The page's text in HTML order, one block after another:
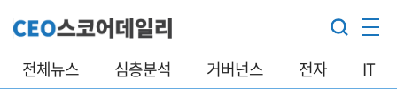
전체뉴스 심층분석 거버넌스 전자 IT